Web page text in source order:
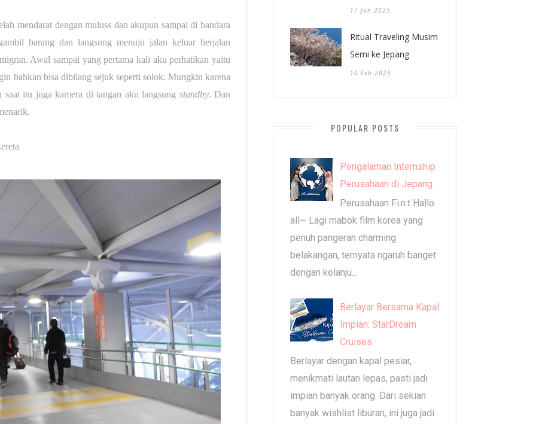
mendarat dengan muluss dan akupun sampai di bandara
barang dan langsung menuju jalan keluar berjalan
Awal sampai yang pertama kali aku perhatikan yaitu
bahkan bisa dibilang sejuk seperti solok. Mungkin karena
itu juga kamera di tangan aku langsung standby. Dan
17 Jun 2025
Ritual Traveling Musim
Semi ke Jepang
10 Feb 2025
POPULAR POSTS
Pengalaman Internship
Perusahaan di Jepang
Perusahaan Fi.n.t Hallo
all~ Lagi mabok film korea yang
penuh pangeran charming
belakangan, ternyata ngaruh banget
dengan kelanju...
Berlayar Bersama Kapal
Impian: StarDream
Cruises
Berlayar dengan kapal pesiar,
menikmati lautan lepas, pasti jadi
impian banyak orang. Dari sekian
banyak wishlist liburan, ini juga jadi